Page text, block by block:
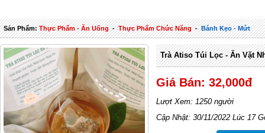
Sản Phẩm:Thực Phẩm - Ăn Uống-Thực Phẩm Chức Năng-Bánh Kẹo - Mứt
Trà Atiso Túi Lọc - Ăn Vặt
Giá Bán: 32,000đ
Lượt Xem: 1250 người
Cập Nhật: 30/11/2022 Lúc 17